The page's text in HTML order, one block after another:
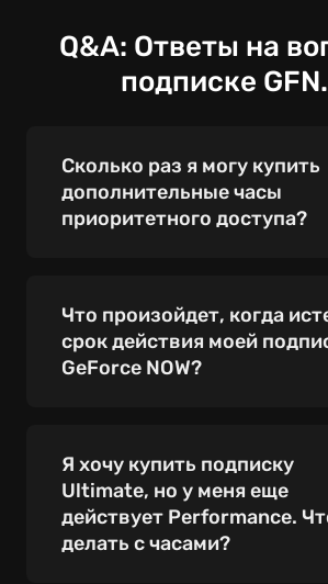
Q&A: Ответы на
подписке
Сколько раз я могу купить
дополнительные часы
приоритетного доступа?
что на следующий расчетный
переносится только
неиспользованных часов (до 15
Что произойдет, когда
срок действия моей
GeForce NOW?
автопродление, мы
спишем стоимость и продлим
подписку. В противном случае,
окончании срока действия
Я хочу купить подписку
Ultimate, но у меня еще
действует Performance.
делать с часами?